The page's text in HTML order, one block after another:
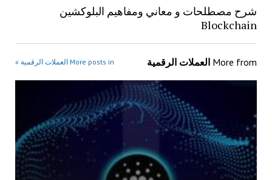
شرح مصطلحات و معاني ومفاهيم البلوكشين
Blockchain
More from العملات الرقمية More posts in العملات الرقمية »